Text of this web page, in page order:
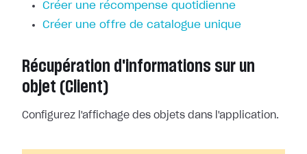
Créer une récompense quotidienne
Créer une offre de catalogue unique
Récupération d'informations sur un
objet (Client)
Configurez l'affichage des objets dans l'application.